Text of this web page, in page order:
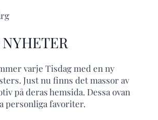
NYHETER
varje Tisdag med en ny
Just nu finns det massor av
på deras hemsida. Dessa ovan
personliga favoriter.